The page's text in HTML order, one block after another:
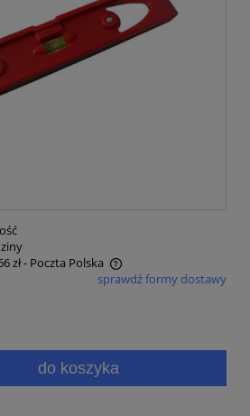
zł- Poczta Polska
kosztów płatności
sprawdź formy dostawy
do koszyka